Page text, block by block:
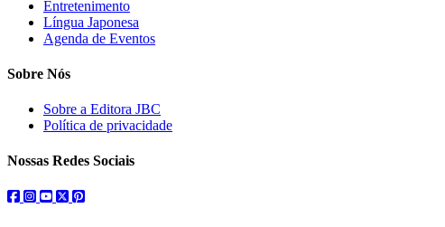
Entretenimento
Língua Japonesa
Agenda de Eventos
Sobre Nós
Sobre a Editora JBC
Política de privacidade
Nossas Redes Sociais
facebook
instagram
youtube
twitterpinterest